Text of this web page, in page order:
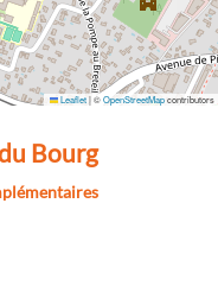
Leaflet|©OpenStreetMapcontributors
Bourg